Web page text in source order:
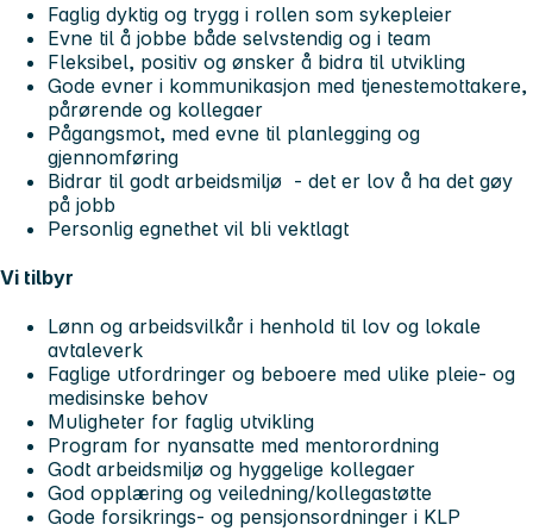
Faglig dyktig og trygg i rollen som sykepleier
Evne til å jobbe både selvstendig og i team
Fleksibel, positiv og ønsker å bidra til utvikling
Gode evner i kommunikasjon med tjenestemottakere,
pårørende og kollegaer
Pågangsmot, med evne til planlegging og
gjennomføring
Bidrar til godt arbeidsmiljø - det er lov å ha det gøy
på jobb
Personlig egnethet vil bli vektlagt
Vi tilbyr
Lønn og arbeidsvilkår i henhold til lov og lokale
avtaleverk
Faglige utfordringer og beboere med ulike pleie- og
medisinske behov
Muligheter for faglig utvikling
Program for nyansatte med mentorordning
Godt arbeidsmiljø og hyggelige kollegaer
God opplæring og veiledning/kollegastøtte
Gode forsikrings- og pensjonsordninger i KLP